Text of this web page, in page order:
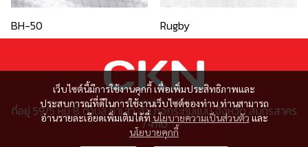
BH-50 Rugby
เว็บไซต์นี้มีการใช้งานคุกกี้ เพื่อเพิ่มประสิทธิภาพและ
ประสบการณ์ที่ดีในการใช้งานเว็บไซต์ของท่าน ท่านสามารถ
อ่านรายละเอียดเพิ่มเติมได้ที่นโยบายความเป็นส่วนตัวและ
นโยบายคุกกี้
ที่อยู่ 59/5 หมู่ 8 ตำบล ท่าเสา อำเภอกระทุ่มแบน จังหวัด สมุทรสาคร
74110